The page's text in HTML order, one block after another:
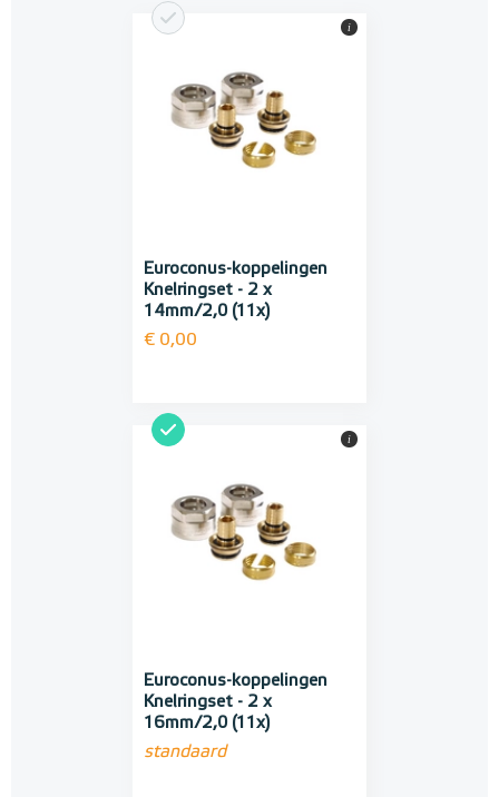
Euroconus-koppelingen
Knelringset - 2 x
14mm/2,0 (11x)
€ 0,00
i
Euroconus-koppelingen
Knelringset - 2 x
16mm/2,0 (11x)
standaard
i